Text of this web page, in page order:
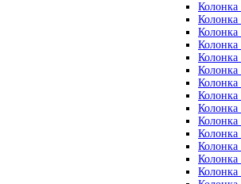
Колонка
Колонка
Колонка
Колонка
Колонка
Колонка
Колонка
Колонка
Колонка
Колонка
Колонка
Колонка
Колонка
Колонка